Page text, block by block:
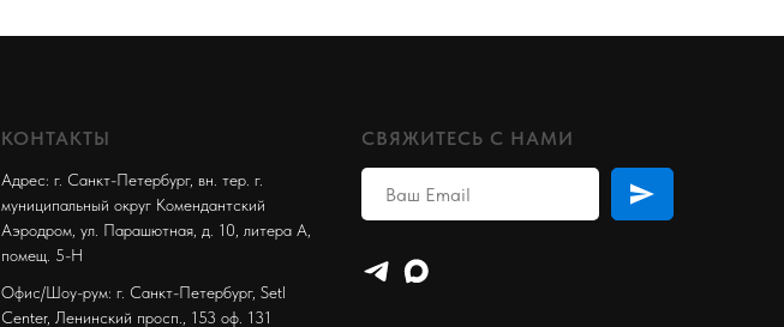
КОНТАКТЫ
Адрес: г. Санкт-Петербург, вн. тер. г.
муниципальный округ Комендантский
Аэродром, ул. Парашютная, д. 10, литера А,
помещ. 5-Н
Офис/Шоу-рум: г. Санкт-Петербург, Setl
Center, Ленинский просп., 153 оф. 131
СВЯЖИТЕСЬ С НАМИ